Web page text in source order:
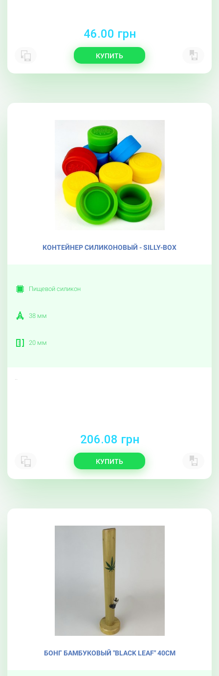
46.00 грн
КУПИТЬ
КОНТЕЙНЕР СИЛИКОНОВЫЙ - SILLY-BOX
Пищевой силикон
38 мм
20 мм
206.08 грн
КУПИТЬ
БОНГ БАМБУКОВЫЙ "BLACK LEAF" 40CM